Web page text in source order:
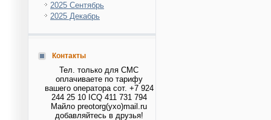
2025 Сентябрь
2025 Декабрь
Контакты
Тел. только для СМС
оплачиваете по тарифу
вашего оператора сот. +7 924
244 25 10 ICQ 411 731 794
Майло preotorg(ухо)mail.ru
добавляйтесь в друзья!